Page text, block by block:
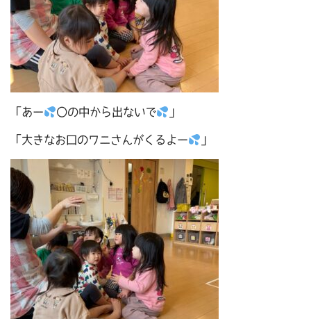
「あー 〇の中から出ないで 」
「大きなお口のワニさんがくるよー 」